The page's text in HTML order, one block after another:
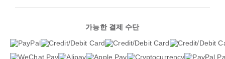
가능한 결제 수단